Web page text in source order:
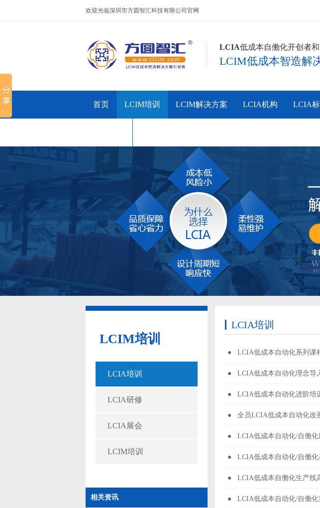
欢迎光临深圳市方圆智汇科技有限公司官网
LCIA低成本自働化开创者
LCIM低成本智造解
首页 LCIM培训 LCIM解决方案 LCIA机构 LCIA
LCIM培训
LCIA培训
LCIA研修
LCIA展会
LCIM培训
相关资讯
LCIA培训
● LCIA低成本自动化系列课
● LCIA低成本自动化理念导
● LCIA低成本自动化进阶培
● 全员LCIA低成本自动化改
● LCIA低成本自动化/自働化
● LCIA低成本自动化/自働化
● LCIA低成本自働化生产线
● LCIA低成本自动化/自働化